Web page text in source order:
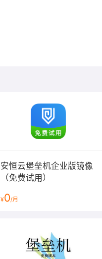
安恒云堡垒机企业版镜像
（免费试用）
¥0/月